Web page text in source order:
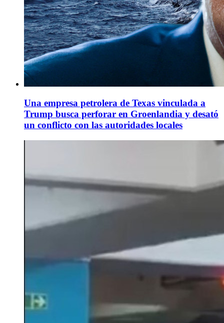
Una empresa petrolera de Texas vinculada a
Trump busca perforar en Groenlandia y desató
un conflicto con las autoridades locales